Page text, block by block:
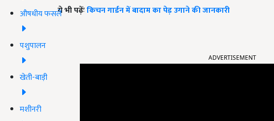
औषधीय फसलें
पशुपालन
खेती-बाड़ी
मशीनरी
ये भी पढ़ेंःकिचन गार्डन में बादाम का पेड़ उगाने की जानकारी